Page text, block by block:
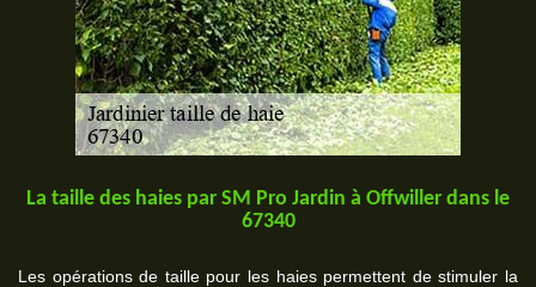
La taille des haies par SM Pro Jardin à Offwiller dans le
67340
Les opérations de taille pour les haies permettent de stimuler la